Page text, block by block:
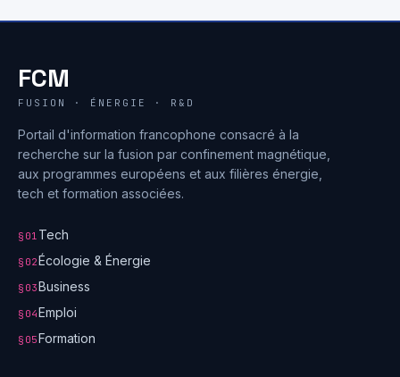
FCM
FUSION · ÉNERGIE · R&D
Portail d'information francophone consacré à la
recherche sur la fusion par confinement magnétique,
aux programmes européens et aux filières énergie,
tech et formation associées.
§01 Tech
§02Écologie & Énergie
§03Business
§04Emploi
§05Formation